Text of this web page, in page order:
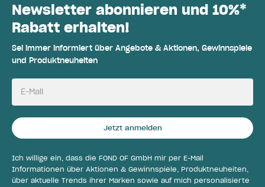
Newsletter abonnieren und 10%*
Rabatt erhalten!
Sei immer informiert über Angebote & Aktionen, Gewinnspiele
und Produktneuheiten
E-Mail
Jetzt anmelden
Ich willige ein, dass die FOND OF GmbH mir per E-Mail
Informationen über Aktionen & Gewinnspiele, Produktneuheiten,
über aktuelle Trends ihrer Marken sowie auf mich personalisierte